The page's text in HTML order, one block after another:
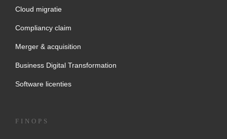
Cloud migratie
Compliancy claim
Merger & acquisition
Business Digital Transformation
Software licenties
FINOPS